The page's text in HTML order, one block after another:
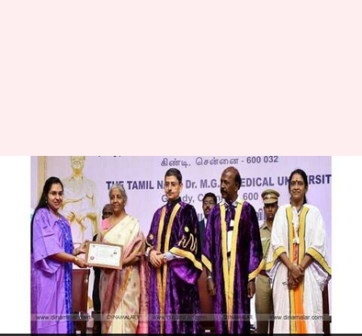
மருத்துவ படிப்புகள்
தமிழில் இருக்க
வேண்டும்-நிர்மலா
சீதாராமன் பேச்சு
எழுதியவர் Nivetha P Dec 24, 2022 11:03 pm
செய்தி முன்னோட்டம்